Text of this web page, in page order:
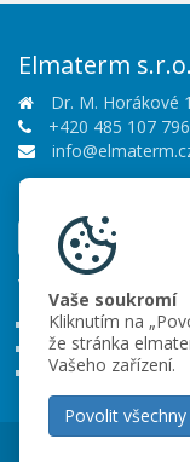
Elmaterm s.r.o.
Dr. M. Horákové
+420 485 107 796
Sledujte nás
Vše o nákupu
Obchodní
Ochrana osobních
Partneři
Vaše soukromí
Kliknutím na
že stránka
Vašeho zařízení.
Povolit